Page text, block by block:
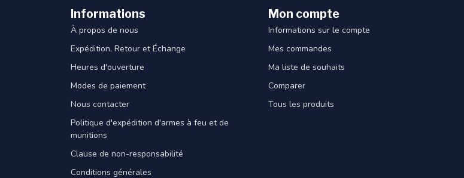
Informations
À propos de nous
Expédition, Retour et Échange
Heures d'ouverture
Modes de paiement
Nous contacter
Politique d'expédition d'armes à feu et de
munitions
Clause de non-responsabilité
Conditions générales
Mon compte
Informations sur le compte
Mes commandes
Ma liste de souhaits
Comparer
Tous les produits